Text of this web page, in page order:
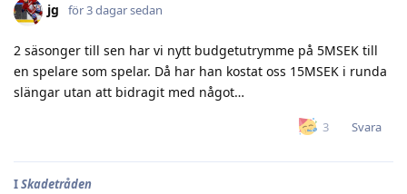
jg för 3 dagar sedan
2 säsonger till sen har vi nytt budgetutrymme på 5MSEK till
en spelare som spelar. Då har han kostat oss 15MSEK i runda
slängar utan att bidragit med något…
3 Svara
ISkadetråden